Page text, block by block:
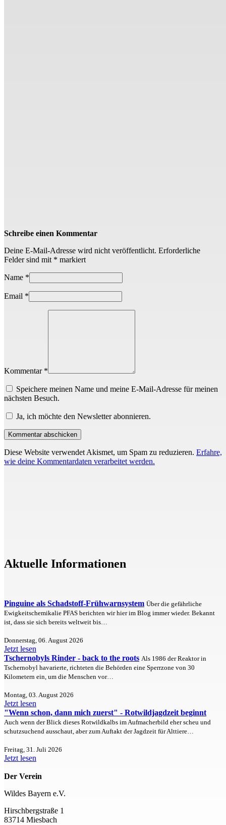
Schreibe einen Kommentar
Deine E-Mail-Adresse wird nicht veröffentlicht. Erforderliche
Felder sind mit * markiert
Name *
Email *
Kommentar *
Speichere meinen Name und meine E-Mail-Adresse für meinen
nächsten Besuch.
Ja, ich möchte den Newsletter abonnieren.
Diese Website verwendet Akismet, um Spam zu reduzieren. Erfahre,
wie deine Kommentardaten verarbeitet werden.
Aktuelle Informationen
Pinguine als Schadstoff-Frühwarnsystem Über die gefährliche
Ewigkeitschemikalie PFAS berichten wir hier im Blog immer wieder. Bekannt
ist, dass sie sich bereits weltweit bis…
Donnerstag, 06. August 2026
Jetzt lesen
Tschernobyls Rinder - back to the roots Als 1986 der Reaktor in
Tschernobyl havarierte, richteten die Behörden eine Sperrzone von 30
Kilometern ein, um die Menschen vor…
Montag, 03. August 2026
Jetzt lesen
"Wenn schon, dann mich zuerst" - Rotwildjagdzeit beginnt
Auch wenn der Blick dieses Rotwildkalbs im Aufmacherbild eher scheu und
schutzsuchend ausschaut, aber zum Auftakt der Jagdzeit für Alttiere…
Freitag, 31. Juli 2026
Jetzt lesen
Der Verein
Wildes Bayern e.V.
Hirschbergstraße 1
83714 Miesbach